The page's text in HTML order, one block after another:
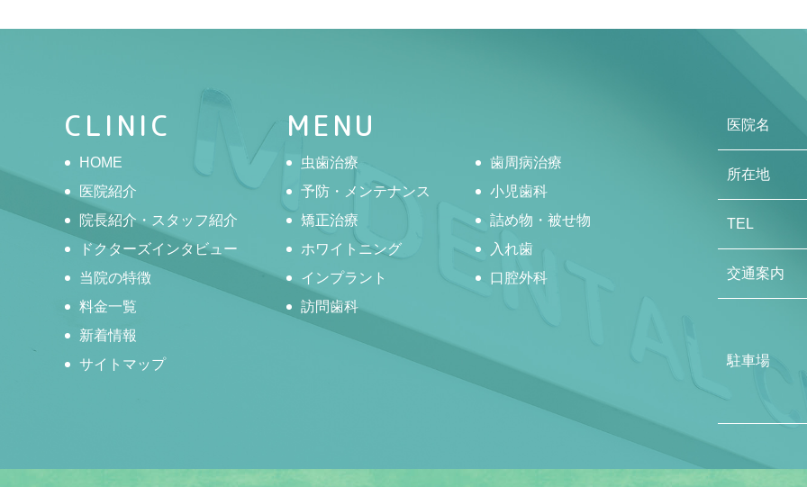
CLINIC
HOME
医院紹介
院長紹介・スタッフ紹介
ドクターズインタビュー
当院の特徴
料金一覧
新着情報
サイトマップ
MENU
虫歯治療
歯周病治療
予防・メンテナンス
小児歯科
矯正治療
詰め物・被せ物
ホワイトニング
入れ歯
インプラント
口腔外科
訪問歯科
医院名
所在地
TEL
交通案内
駐車場